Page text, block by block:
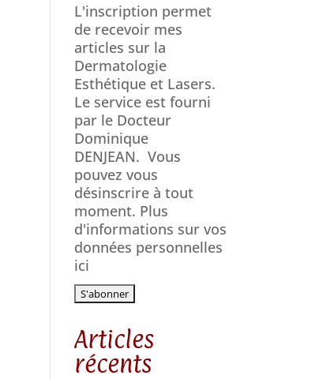
L'inscription permet
de recevoir mes
articles sur la
Dermatologie
Esthétique et Lasers.
Le service est fourni
par le Docteur
Dominique
DENJEAN.Vous
pouvez vous
désinscrire à tout
moment. Plus
d'informations sur vos
données personnelles
ici
Articles
récents